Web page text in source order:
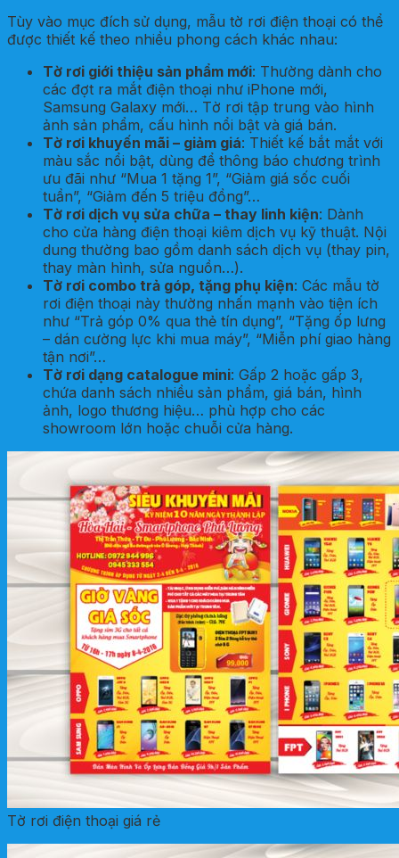
Tùy vào mục đích sử dụng, mẫu tờ rơi điện thoại có thể
được thiết kế theo nhiều phong cách khác nhau:
Tờ rơi giới thiệu sản phẩm mới: Thường dành cho
các đợt ra mắt điện thoại như iPhone mới,
Samsung Galaxy mới… Tờ rơi tập trung vào hình
ảnh sản phẩm, cấu hình nổi bật và giá bán.
Tờ rơi khuyến mãi – giảm giá: Thiết kế bắt mắt với
màu sắc nổi bật, dùng để thông báo chương trình
ưu đãi như “Mua 1 tặng 1”, “Giảm giá sốc cuối
tuần”, “Giảm đến 5 triệu đồng”…
Tờ rơi dịch vụ sửa chữa – thay linh kiện: Dành
cho cửa hàng điện thoại kiêm dịch vụ kỹ thuật. Nội
dung thường bao gồm danh sách dịch vụ (thay pin,
thay màn hình, sửa nguồn…).
Tờ rơi combo trả góp, tặng phụ kiện: Các mẫu tờ
rơi điện thoại này thường nhấn mạnh vào tiện ích
như “Trả góp 0% qua thẻ tín dụng”, “Tặng ốp lưng
– dán cường lực khi mua máy”, “Miễn phí giao hàng
tận nơi”…
Tờ rơi dạng catalogue mini: Gấp 2 hoặc gấp 3,
chứa danh sách nhiều sản phẩm, giá bán, hình
ảnh, logo thương hiệu… phù hợp cho các
showroom lớn hoặc chuỗi cửa hàng.
Tờ rơi điện thoại giá rẻ